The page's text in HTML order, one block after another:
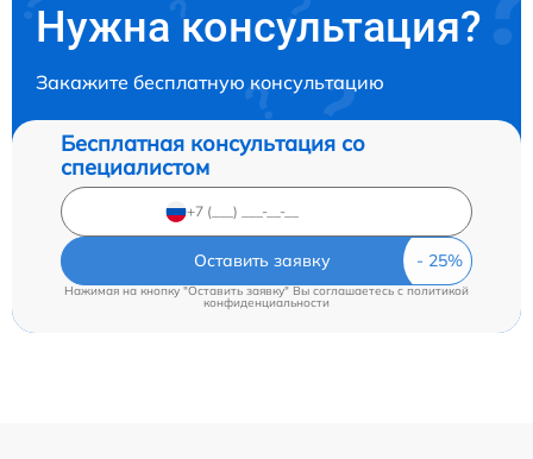
Нужна консультация?
Закажите бесплатную консультацию
Бесплатная консультация со
специалистом
Оставить заявку
Нажимая на кнопку "Оставить заявку" Вы соглашаетесь cполитикой
конфиденциальности